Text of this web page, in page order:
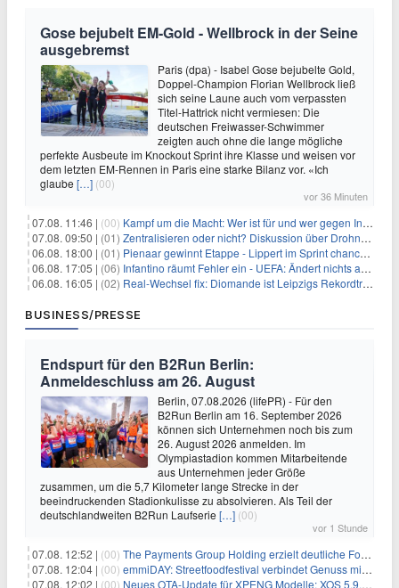
Gose bejubelt EM-Gold - Wellbrock in der Seine
ausgebremst
Paris (dpa) - Isabel Gose bejubelte Gold,
Doppel-Champion Florian Wellbrock ließ
sich seine Laune auch vom verpassten
Titel-Hattrick nicht vermiesen: Die
deutschen Freiwasser-Schwimmer
zeigten auch ohne die lange mögliche
perfekte Ausbeute im Knockout Sprint ihre Klasse und weisen vor
dem letzten EM-Rennen in Paris eine starke Bilanz vor. «Ich
glaube […] (00)
vor 36 Minuten
07.08. 11:46 | (00) Kampf um die Macht: Wer ist für und wer gegen Infantino?
07.08. 09:50 | (01) Zentralisieren oder nicht? Diskussion über Drohnenabwehr
06.08. 18:00 | (01) Pienaar gewinnt Etappe - Lippert im Sprint chancenlos
06.08. 17:05 | (06) Infantino räumt Fehler ein - UEFA: Ändert nichts an Boykott
06.08. 16:05 | (02) Real-Wechsel fix: Diomande ist Leipzigs Rekordtransfer
BUSINESS/PRESSE
Endspurt für den B2Run Berlin:
Anmeldeschluss am 26. August
Berlin, 07.08.2026 (lifePR) - Für den
B2Run Berlin am 16. September 2026
können sich Unternehmen noch bis zum
26. August 2026 anmelden. Im
Olympiastadion kommen Mitarbeitende
aus Unternehmen jeder Größe
zusammen, um die 5,7 Kilometer lange Strecke in der
beeindruckenden Stadionkulisse zu absolvieren. Als Teil der
deutschlandweiten B2Run Laufserie […] (00)
vor 1 Stunde
07.08. 12:52 | (00) The Payments Group Holding erzielt deutliche Fortschritte bei ihren AI-Projekten
07.08. 12:04 | (00) emmiDAY: Streetfoodfestival verbindet Genuss mit Engagement gegen Brustkrebs
07.08. 12:02 | (00) Neues OTA-Update für XPENG Modelle: XOS 5.9.5 erweitert Sicherheits-, Lade- und Komfortfunktionen